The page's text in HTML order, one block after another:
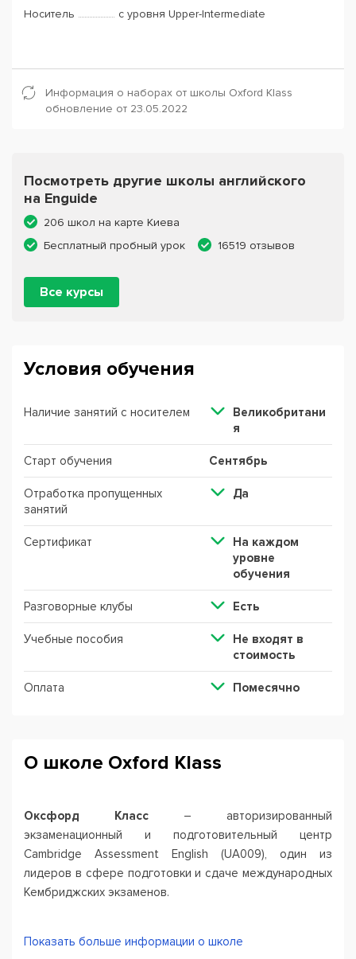
Носитель
с уровня Upper-Intermediate
Информация о наборах от школы Oxford Klass
обновление от 23.05.2022
Посмотреть другие школы английского
на Enguide
206 школ на карте Киева
Бесплатный пробный урок
16519 отзывов
Все курсы
Условия обучения
Наличие занятий с носителем
Великобритани
я
Старт обучения Сентябрь
Отработка пропущенных
занятий
Да
Сертификат
На каждом
уровне
обучения
Разговорные клубы Есть
Учебные пособия
Не входят в
стоимость
Оплата Помесячно
О школе Oxford Klass
Оксфорд Класс – авторизированный
экзаменационный и подготовительный центр
Cambridge Assessment English (UA009), один из
лидеров в сфере подготовки и сдаче международных
Кембриджских экзаменов.
Показать больше информации о школе